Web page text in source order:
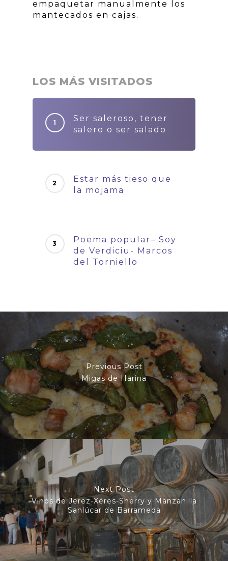
empaquetar manualmente los
mantecados en cajas.
LOS MÁS VISITADOS
Ser saleroso, tener
salero o ser salado
Estar más tieso que
la mojama
Poema popular– Soy
de Verdiciu- Marcos
del Torniello
Previous Post
Migas de Harina
Next Post
Vinos de Jerez-Xéres-Sherry y Manzanilla
Sanlúcar de Barrameda